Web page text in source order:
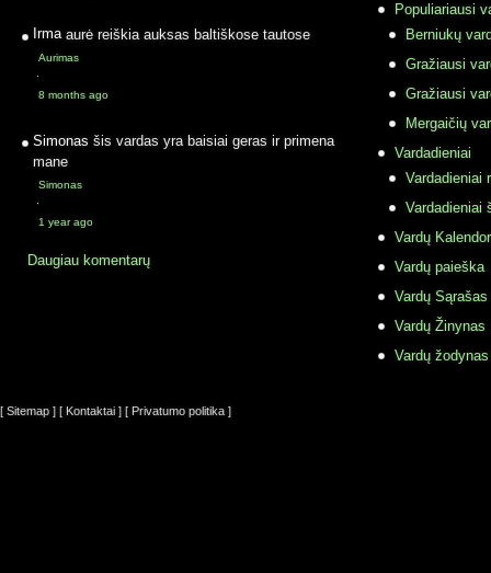
Irma aurė reiškia auksas baltiškose tautose
Aurimas
·
8 months ago
Simonas šis vardas yra baisiai geras ir primena
mane
Simonas
·
1 year ago
Daugiau komentarų
Populiariausi
Berniukų
Gražiausi
Gražiausi
Mergaičių
Vardadieniai
Vardadieniai
Vardadieniai
Vardų
Vardų paieška
Vardų Sąrašas
Vardų Žinynas
Vardų
[ Sitemap ] [ Kontaktai ] [ Privatumo politika ]